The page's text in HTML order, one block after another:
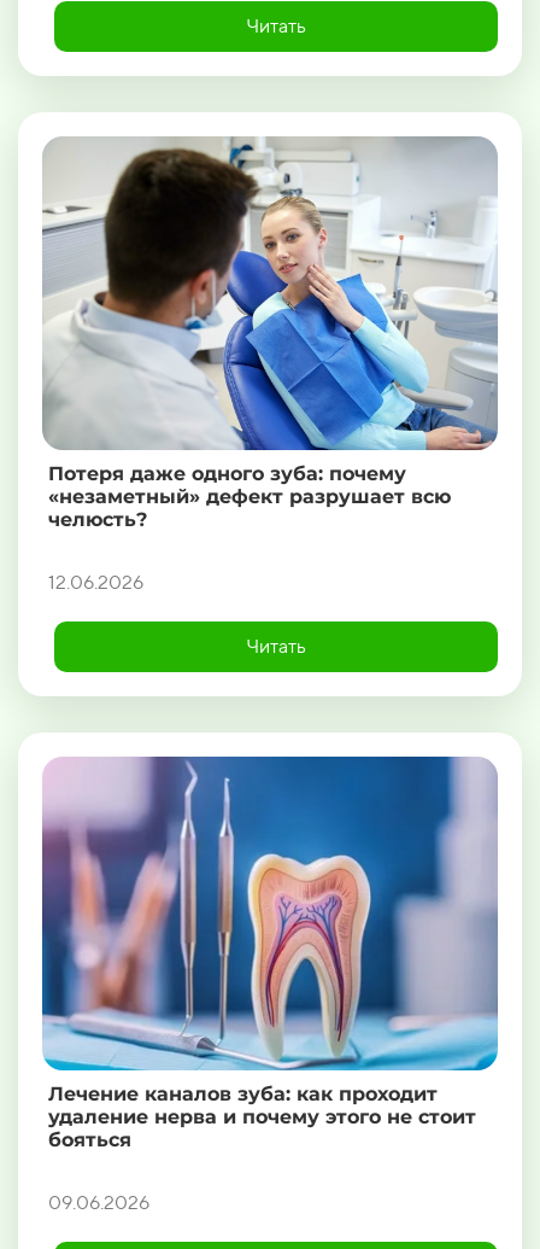
Читать
Потеря даже одного зуба: почему
«незаметный» дефект разрушает всю
челюсть?
12.06.2026
Читать
Лечение каналов зуба: как проходит
удаление нерва и почему этого не стоит
бояться
09.06.2026